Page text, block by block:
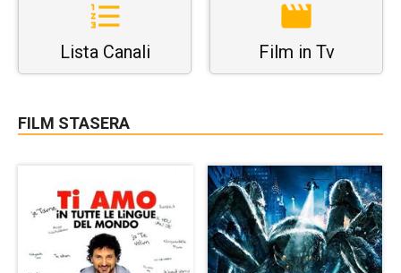
Lista Canali Film in Tv
FILM STASERA